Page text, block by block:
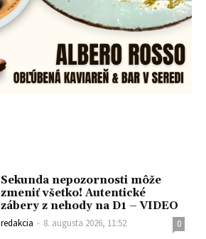
Sekunda nepozornosti môže
zmeniť všetko! Autentické
zábery z nehody na D1 – VIDEO
redakcia - 8. augusta 2026, 11:52 0